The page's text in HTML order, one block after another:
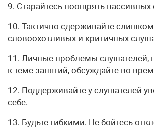
9. Старайтесь поощрять пассивных
10. Тактично сдерживайте слишком
словоохотливых и критичных
11. Личные проблемы слушателей,
к теме занятий, обсуждайте во
12. Поддерживайте у слушателей
себе.
13. Будьте гибкими. Не бойтесь